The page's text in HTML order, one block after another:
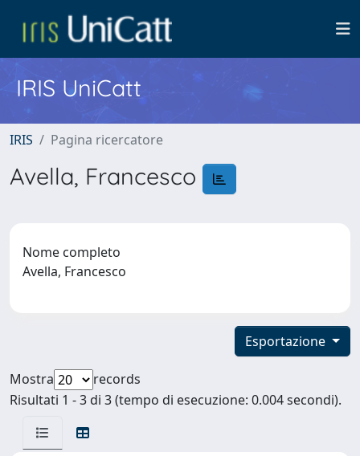
IRIS UniCatt
IRIS Pagina ricercatore
Avella, Francesco
Nome completo
Avella, Francesco
Esportazione
Mostra
records
Risultati 1 - 3 di 3 (tempo di esecuzione: 0.004 secondi).